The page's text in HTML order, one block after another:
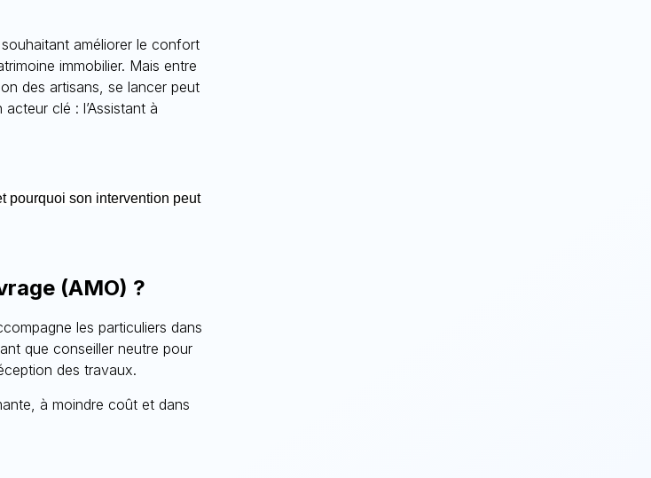
améliorer le confort
immobilier. Mais entre
des artisans, se lancer peut
clé : l’Assistant à
pourquoi son intervention peut
(AMO) ?
les particuliers dans
que conseiller neutre pour
des travaux.
à moindre coût et dans